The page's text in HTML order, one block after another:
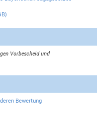
Vorbescheid und
Bewertung